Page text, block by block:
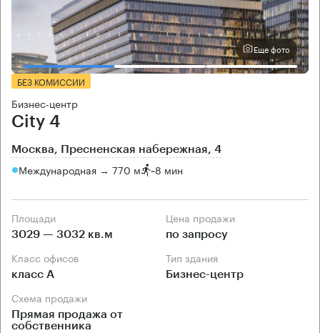
Еще фото
БЕЗ КОМИССИИ
Бизнес-центр
City 4
Москва, Пресненская набережная, 4
Международная → 770 м ~8 мин
Площади
3029 — 3032 кв.м
Цена продажи
по запросу
Класс офисов
класс А
Тип здания
Бизнес-центр
Схема продажи
Прямая продажа от
собственника